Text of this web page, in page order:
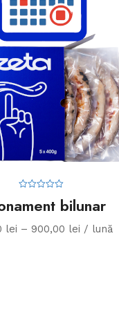
d
i
5
bilunar
lei – 900,00 lei / lună
multe
variații.
Opțiunile
pot
fi
alese
în
pagina
produsului.